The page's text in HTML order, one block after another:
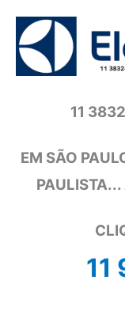
conteúdo
11
EM SÃO
PAULISTA...
11